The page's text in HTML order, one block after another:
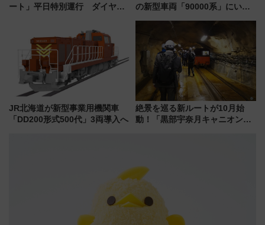
ート」平日特別運行 ダイヤ・
三浦海岸を堪能できるお出かけ
プランもご紹介
の新型車両「90000系」にいち
向け先行試乗会でキッズアンバ
サダーになろう
JR北海道が新型事業用機関車
「DD200形式500代」3両導入へ
絶景を巡る新ルートが10月始
動！「黒部宇奈月キャニオンル